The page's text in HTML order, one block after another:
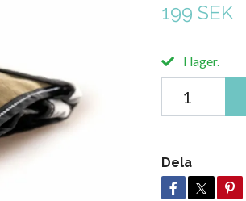
199 SEK
I lager.
Dela